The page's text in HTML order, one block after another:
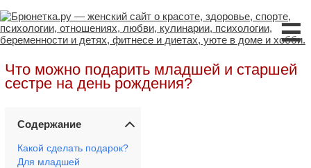
☰
Что можно подарить младшей и старшей
сестре на день рождения?
Содержание
Какой сделать подарок?
Для младшей